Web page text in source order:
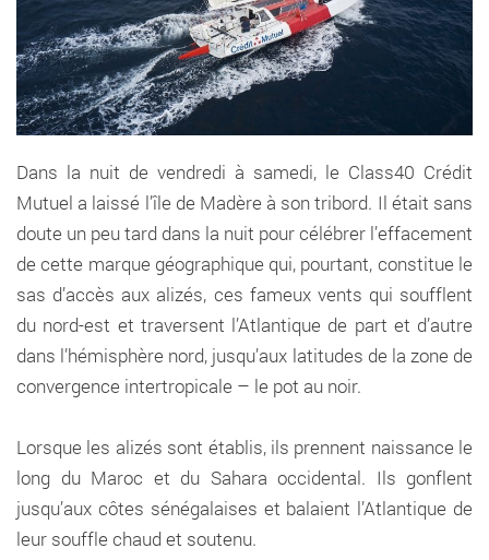
Dans la nuit de vendredi à samedi, le Class40 Crédit
Mutuel a laissé l’île de Madère à son tribord. Il était sans
doute un peu tard dans la nuit pour célébrer l’effacement
de cette marque géographique qui, pourtant, constitue le
sas d’accès aux alizés, ces fameux vents qui soufflent
du nord-est et traversent l’Atlantique de part et d’autre
dans l’hémisphère nord, jusqu’aux latitudes de la zone de
convergence intertropicale – le pot au noir.
Lorsque les alizés sont établis, ils prennent naissance le
long du Maroc et du Sahara occidental. Ils gonflent
jusqu’aux côtes sénégalaises et balaient l’Atlantique de
leur souffle chaud et soutenu.